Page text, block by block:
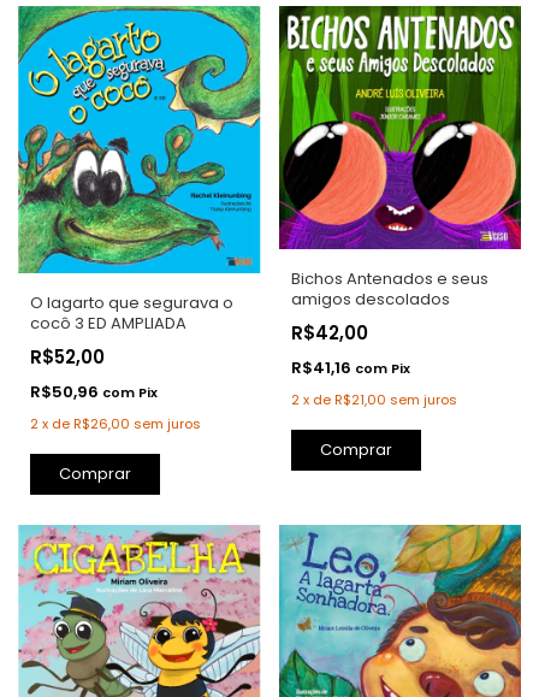
O lagarto que segurava o
cocô 3 ED AMPLIADA
R$52,00
R$50,96 com Pix
2x deR$26,00 sem juros
Comprar
Bichos Antenados e seus
amigos descolados
R$42,00
R$41,16 com Pix
2 x deR$21,00 sem juros